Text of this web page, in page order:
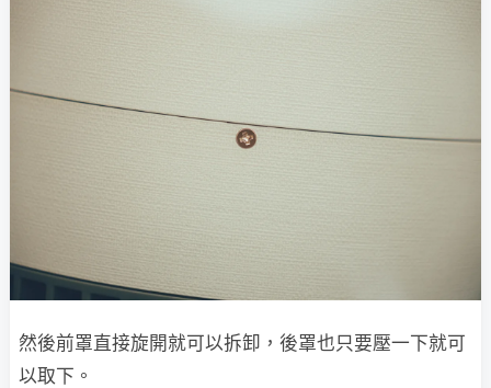
然後前罩直接旋開就可以拆卸，後罩也只要壓一下就可
以取下。